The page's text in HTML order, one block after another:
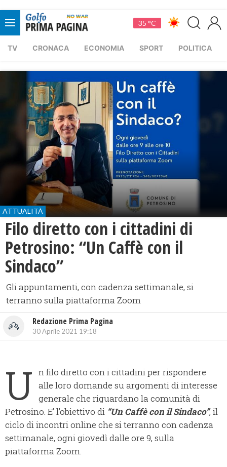
35 °C
TV CRONACA ECONOMIA SPORT POLITICA
ATTUALITÀ
Filo diretto con i cittadini di
Petrosino: “Un Caffè con il
Sindaco”
Gli appuntamenti, con cadenza settimanale, si
terranno sulla piattaforma Zoom
Redazione Prima Pagina
30 Aprile 2021 19:18
U n filo diretto con i cittadini per rispondere
alle loro domande su argomenti di interesse
generale che riguardano la comunità di
Petrosino. E’ l’obiettivo di “Un Caffè con il Sindaco”, il
ciclo di incontri online che si terranno con cadenza
settimanale, ogni giovedì dalle ore 9, sulla
piattaforma Zoom.